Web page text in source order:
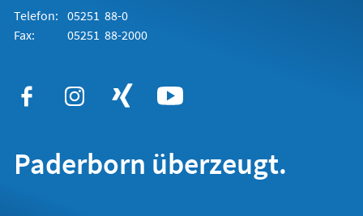
Telefon: 05251 88-0
Fax:
05251 88-2000
Paderborn überzeugt.